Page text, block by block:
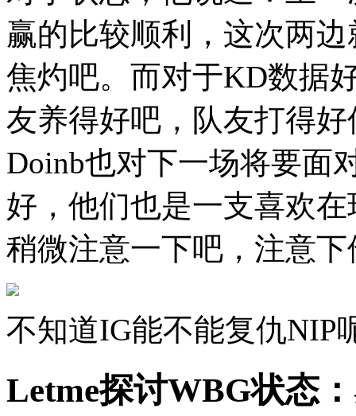
赢的比较顺利，这次两
焦灼吧。而对于KD数据
友养得好吧，队友打得
Doinb也对下一场将要面
好，他们也是一支喜欢
稍微注意一下吧，注意
不知道IG能不能复仇NIP
Letme探讨WBG状态